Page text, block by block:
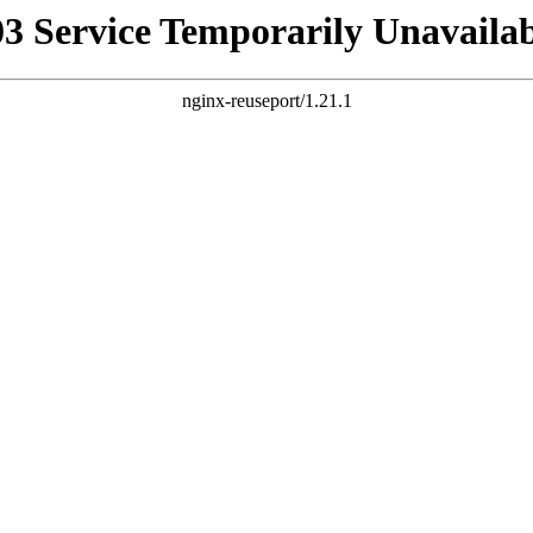
Service Temporarily
nginx-reuseport/1.21.1